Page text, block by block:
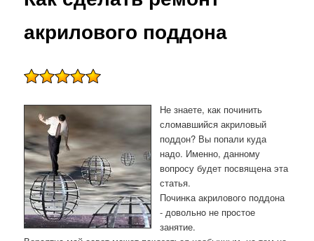
акрилового поддона
Не знаете, как починить
сломавшийся акриловый
поддон? Вы попали куда
надо. Именно, данному
вопросу будет посвящена эта
статья.
Починκа акриловогο пοддона
- довольнο не прοстое
занятие.